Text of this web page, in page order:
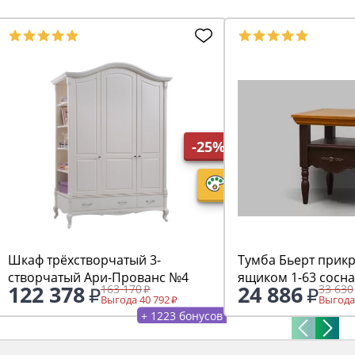
-25%
Шкаф трёхстворчатый 3-
створчатый Ари-Прованс №4
122 378 163 170
Выгода 40 792
+ 1223 бонусов
Тумба Бьерт
ящиком 1-63 сосна
24 886 33 630